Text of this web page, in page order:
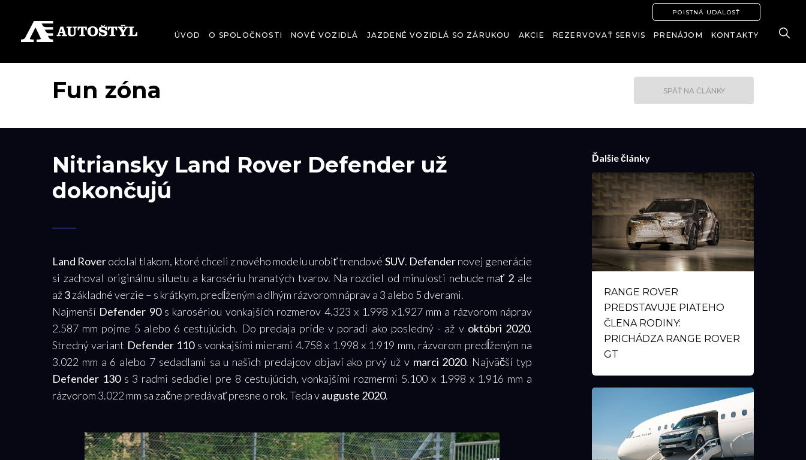
ÚVOD O SPOLOČNOSTI NOVÉ VOZIDLÁ JAZDENÉ VOZIDLÁ SO ZÁRUKOU AKCIE REZERVOVAŤ SERVIS PRENÁJOM KONTAKTY
POISTNÁ UDALOSŤ
Fun zóna SPÄŤ NA ČLÁNKY
Ďalšie články
RANGE ROVER
PREDSTAVUJE PIATEHO
ČLENA RODINY:
PRICHÁDZA RANGE ROVER
GT
Nitriansky Land Rover Defender už
dokončujú
Land Roverodolal tlakom, ktoré chceli z nového modelu urobiť trendové SUV. Defendernovej generácie
si zachoval originálnu siluetu a karosériu hranatých tvarov. Na rozdiel od minulosti nebude mať 2 ale
až3základné verzie – s krátkym, predĺženým a dlhým rázvorom náprav a 3 alebo 5 dverami.
Najmenší Defender 90s karosériou vonkajších rozmerov 4.323 x 1.998 x1.927 mm a rázvorom náprav
2.587 mm pojme 5 alebo 6 cestujúcich. Do predaja príde v poradí ako posledný - až v októbri 2020.
Stredný variant Defender 110 s vonkajšími mierami 4.758 x 1.998 x 1.919 mm, rázvorom predĺženým na
3.022 mm a 6 alebo 7 sedadlami sa u našich predajcov objaví ako prvý už v marci 2020. Najväčší typ
Defender 130s 3 radmi sedadiel pre 8 cestujúcich, vonkajšími rozmermi 5.100 x 1.998 x 1.916 mm a
rázvorom 3.022 mm sa začne predávať presne o rok. Teda vauguste 2020.